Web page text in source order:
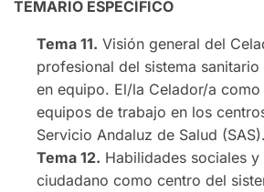
TEMARIO ESPECÍFICO
Tema 11. Visión general del
profesional del sistema
en equipo. El/la Celador/a
equipos de trabajo en los
Servicio Andaluz de Salud (SAS).
Tema 12. Habilidades sociales
ciudadano como centro del